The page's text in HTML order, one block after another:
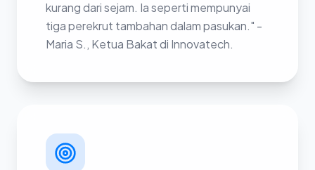
kurang dari sejam. Ia seperti mempunyai
tiga perekrut tambahan dalam pasukan." -
Maria S., Ketua Bakat di Innovatech.